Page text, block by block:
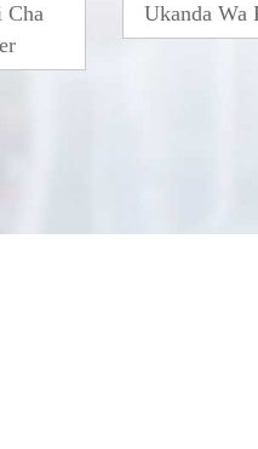
Cha
Ukanda Wa